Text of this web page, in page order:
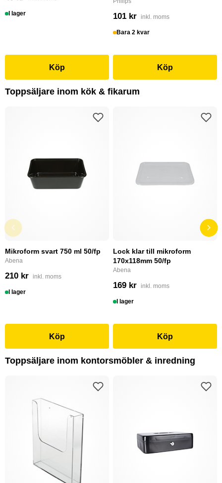
I lager
Köp
101 kr inkl. moms
Bara 2 kvar
Köp
Toppsäljare inom kök & fikarum
Mikroform svart 750 ml 50/fp
Abena
210 kr inkl. moms
I lager
Köp
Lock klar till mikroform
170x118mm 50/fp
Abena
169 kr inkl. moms
I lager
Köp
Toppsäljare inom kontorsmöbler & inredning